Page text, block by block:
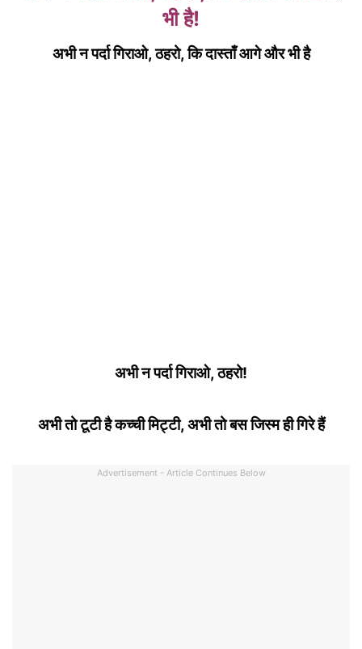
भी है!
अभी न पर्दा गिराओ, ठहरो, कि दास्ताँ आगे और भी है
अभी न पर्दा गिराओ, ठहरो!
अभी तो टूटी है कच्ची मिट्टी, अभी तो बस जिस्म ही गिरे हैं
Advertisement - Article Continues Below